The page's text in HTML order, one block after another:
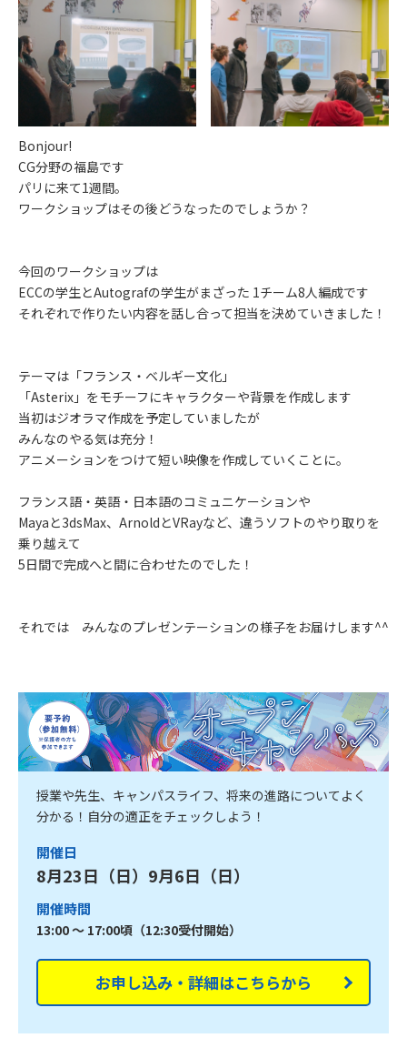
Bonjour!
CG分野の福島です
パリに来て1週間。
ワークショップはその後どうなったのでしょうか？
今回のワークショップは
ECCの学生とAutografの学生がまざった 1チーム8人編成です
それぞれで作りたい内容を話し合って担当を決めていきました！
テーマは「フランス・ベルギー文化」
「Asterix」をモチーフにキャラクターや背景を作成します
当初はジオラマ作成を予定していましたが
みんなのやる気は充分！
アニメーションをつけて短い映像を作成していくことに。
フランス語・英語・日本語のコミュニケーションや
Mayaと3dsMax、ArnoldとVRayなど、違うソフトのやり取りを
乗り越えて
5日間で完成へと間に合わせたのでした！
それでは みんなのプレゼンテーションの様子をお届けします^^
授業や先生、キャンパスライフ、将来の進路についてよく
分かる！自分の適正をチェックしよう！
開催日
8月23日（日）9月6日（日）
開催時間
13:00 ～ 17:00頃（12:30受付開始）
お申し込み・詳細はこちらから